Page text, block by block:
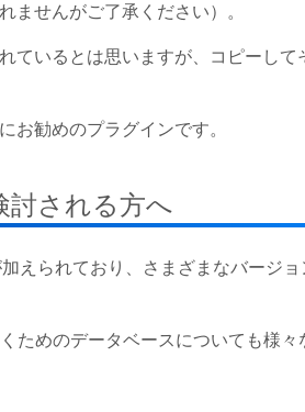
ませんがご了承ください）。
ているとは思いますが、コピーして
お勧めのプラグインです。
討される方へ
えられており、さまざまなバージョ
ためのデータベースについても様々